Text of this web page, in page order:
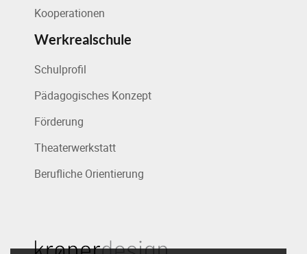
Kooperationen
Werkrealschule
Schulprofil
Pädagogisches Konzept
Förderung
Theaterwerkstatt
Berufliche Orientierung